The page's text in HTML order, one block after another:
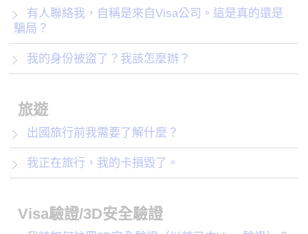
騙局？
我的身份被盜了？我該怎麼辦？
旅遊
出國旅行前我需要了解什麼？
我正在旅行，我的卡損毀了。
Visa驗證/3D安全驗證